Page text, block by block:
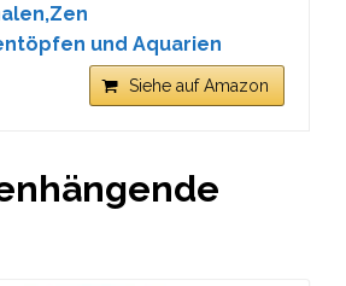
und Aquarien
Siehe auf Amazon